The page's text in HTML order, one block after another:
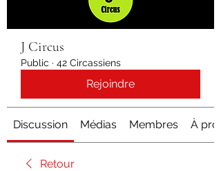
J Circus
Public · 42 Circassiens
Rejoindre
Discussion Médias Membres À
Retour